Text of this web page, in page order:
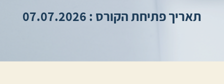
תאריך פתיחת הקורס : 07.07.2026